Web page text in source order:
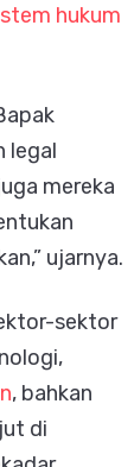
hukum
legal
mereka
ujarnya.
sektor
, bahkan
di